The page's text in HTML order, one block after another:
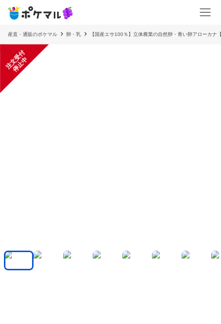
産直・通販のポケマル 卵・乳 【国産エサ100％】立体農業の自然卵・青い卵アローカナ
注
文
受
付
停
止
中